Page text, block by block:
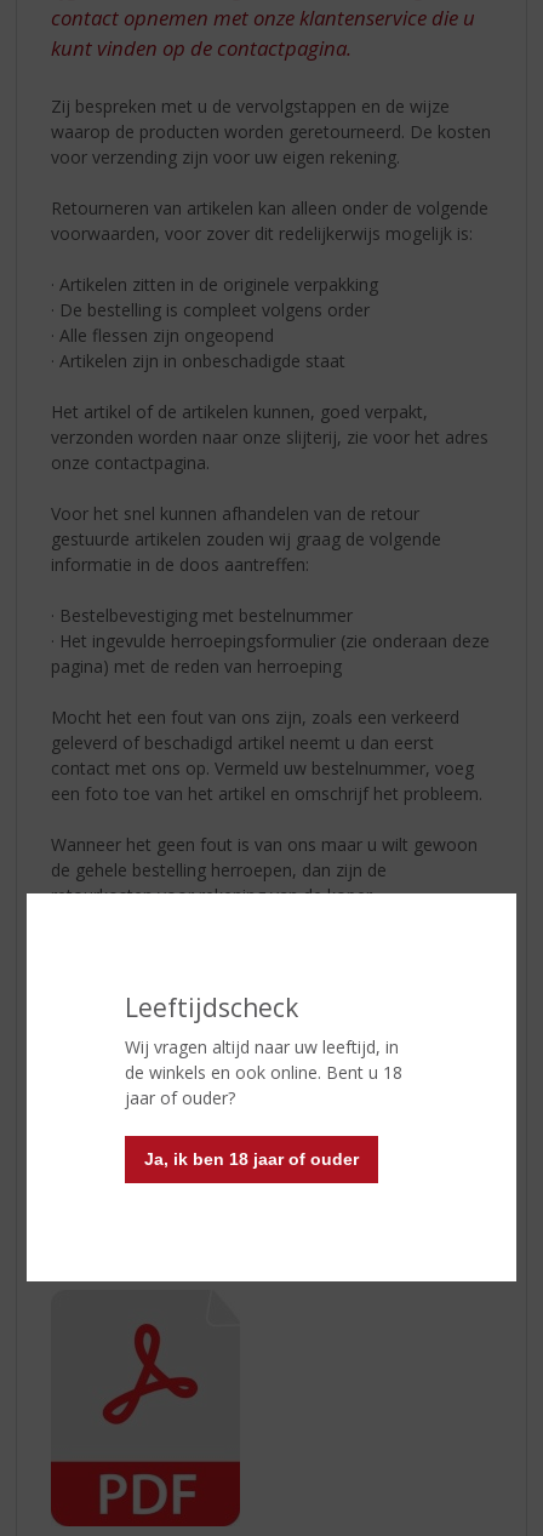
Leeftijdscheck
Wij vragen altijd naar uw leeftijd, in
de winkels en ook online. Bent u 18
jaar of ouder?
Ja, ik ben 18 jaar of ouder
contact opnemen met onze klantenservice die u
kunt vinden op de contactpagina.
Zij bespreken met u de vervolgstappen en de wijze
waarop de producten worden geretourneerd. De kosten
voor verzending zijn voor uw eigen rekening.
Retourneren van artikelen kan alleen onder de volgende
voorwaarden, voor zover dit redelijkerwijs mogelijk is:
· Artikelen zitten in de originele verpakking
· De bestelling is compleet volgens order
· Alle flessen zijn ongeopend
· Artikelen zijn in onbeschadigde staat
Het artikel of de artikelen kunnen, goed verpakt,
verzonden worden naar onze slijterij, zie voor het adres
onze contactpagina.
Voor het snel kunnen afhandelen van de retour
gestuurde artikelen zouden wij graag de volgende
informatie in de doos aantreffen:
· Bestelbevestiging met bestelnummer
· Het ingevulde herroepingsformulier (zie onderaan deze
pagina) met de reden van herroeping
Mocht het een fout van ons zijn, zoals een verkeerd
geleverd of beschadigd artikel neemt u dan eerst
contact met ons op. Vermeld uw bestelnummer, voeg
een foto toe van het artikel en omschrijf het probleem.
Wanneer het geen fout is van ons maar u wilt gewoon
de gehele bestelling herroepen, dan zijn de
retourkosten voor rekening van de koper.
daarom op het postagentschap altijd om de trace-code
of het zogenaamde 3S-nummer en bewaar deze goed!
Voor het crediteren van artikelen streven wij ernaar om
binnen 5 werkdagen, na goede ontvangst, het
Toch nog vragen over het retourneren van uw